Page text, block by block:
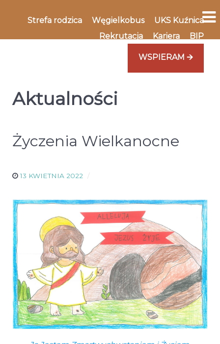
Strefa rodzica Węgielkobus
UKS Kuźnica
Rekrutacja
Kariera BIP
WSPIERAM 🡪
Aktualności
Życzenia Wielkanocne
13 KWIETNIA 2022